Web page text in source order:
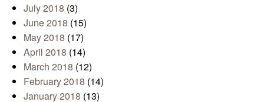
July 2018 (3)
June 2018 (15)
May 2018 (17)
April 2018 (14)
March 2018 (12)
February 2018 (14)
January 2018 (13)